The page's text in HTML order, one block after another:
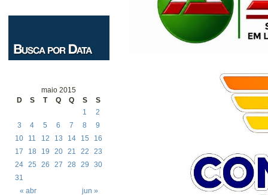
maio 2015
D
S T Q Q S S
« abr jun »
1
2
3
4 5 6 7 8
9
10
11 12 13 14 15
16
17
18 19 20 21 22
23
24 25 26 27 28 29
30
31